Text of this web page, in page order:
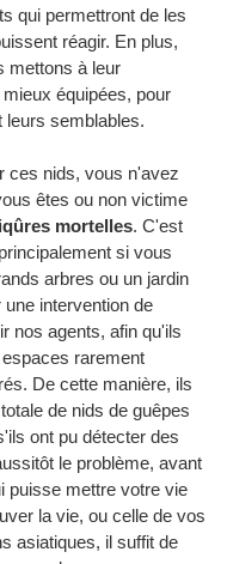
qui permettront de les
réagir. En plus,
mettons à leur
équipées, pour
leurs semblables.
ces nids, vous n'avez
êtes ou non victime
mortelles. C'est
si vous
arbres ou un jardin
intervention de
nos agents, afin qu'ils
rarement
De cette manière, ils
de nids de guêpes
ont pu détecter des
le problème, avant
puisse mettre votre vie
la vie, ou celle de vos
asiatiques, il suffit de